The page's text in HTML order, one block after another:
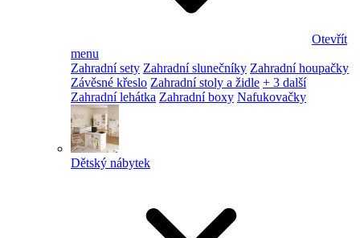
Otevřít
menu
Zahradní sety Zahradní slunečníky Zahradní houpačky
Závěsné křeslo Zahradní stoly a židle + 3 další
Zahradní lehátka Zahradní boxy Nafukovačky
Dětský nábytek